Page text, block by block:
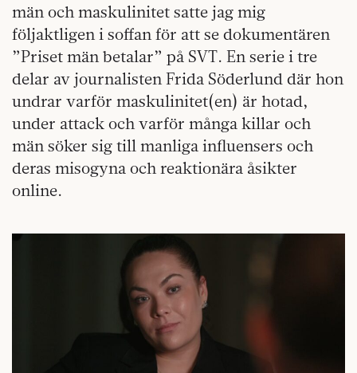
män och maskulinitet satte jag mig
följaktligen i soffan för att se dokumentären
”Priset män betalar” på SVT. En serie i tre
delar av journalisten Frida Söderlund där hon
undrar varför maskulinitet(en) är hotad,
under attack och varför många killar och
män söker sig till manliga influensers och
deras misogyna och reaktionära åsikter
online.